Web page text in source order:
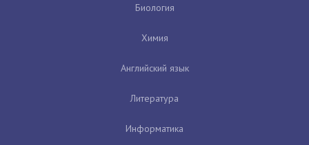
Биология
Химия
Английский язык
Литература
Информатика